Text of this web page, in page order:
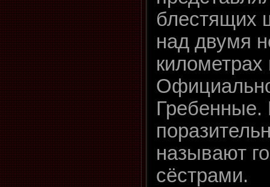
блестящих
над двумя
Гребенные.
называют
сёстрами.